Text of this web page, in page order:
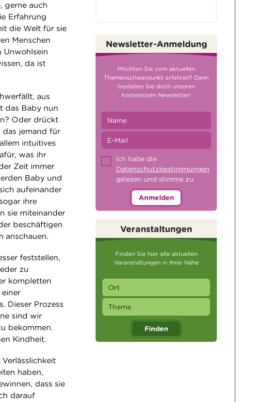
gerne auch
Erfahrung
die Welt für sie
Menschen
Unwohlsein
da ist
aus
das Baby nun
Oder drückt
das jemand für
intuitives
was ihr
Zeit immer
Baby und
aufeinander
ihre
sie miteinander
beschäftigen
anschauen.
feststellen,
zu
kompletten
Dieser Prozess
sind wir
bekommen.
Kindheit.
haben,
dass sie
darauf
Newsletter-Anmeldung
Möchten Sie vom aktuellen
Themenschwerpunkt erfahren? Dann
bestellen Sie doch unseren
kostenlosen Newsletter!
Ich habe die
Datenschutzbestimmungen
gelesen und stimme zu.
Anmelden
Veranstaltungen
Finden Sie hier alle aktuellen
Veranstaltungen in Ihrer Nähe
Finden